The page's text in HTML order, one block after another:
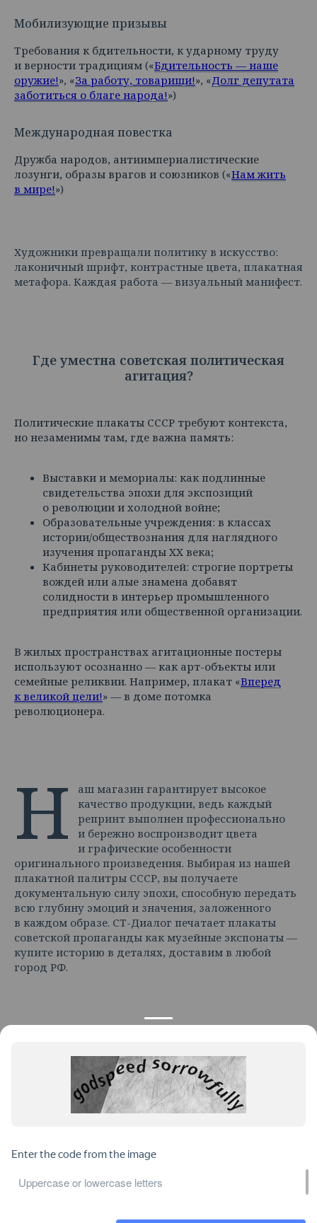
Мобилизующие призывы
Требования к бдительности, к ударному труду
и верности традициям («Бдительность — наше
оружие!», «За работу, товарищи!», «Долг депутата
заботиться о благе народа!»)
Международная повестка
Дружба народов, антиимпериалистические
лозунги, образы врагов и союзников («Нам жить
в мире!»)
Художники превращали политику в искусство:
лаконичный шрифт, контрастные цвета, плакатная
метафора. Каждая работа — визуальный манифест.
Где уместна советская политическая
агитация?
Политические плакаты СССР требуют контекста,
но незаменимы там, где важна память:
Выставки и мемориалы: как подлинные
свидетельства эпохи для экспозиций
о революции и холодной войне;
Образовательные учреждения: в классах
истории/обществознания для наглядного
изучения пропаганды XX века;
Кабинеты руководителей: строгие портреты
вождей или алые знамена добавят
солидности в интерьер промышленного
предприятия или общественной организации.
В жилых пространствах агитационные постеры
используют осознанно — как арт-объекты или
семейные реликвии. Например, плакат «Вперед
к великой цели!» — в доме потомка
революционера.
Н
аш магазин гарантирует высокое
качество продукции, ведь каждый
репринт выполнен профессионально
и бережно воспроизводит цвета
и графические особенности
оригинального произведения. Выбирая из нашей
плакатной палитры СССР, вы получаете
документальную силу эпохи, способную передать
всю глубину эмоций и значения, заложенного
в каждом образе. СТ-Диалог печатает плакаты
советской пропаганды как музейные экспонаты —
купите историю в деталях, доставим в любой
город РФ.
+7 925 282 34 40
ПРОДУКЦИЯ
Каталог